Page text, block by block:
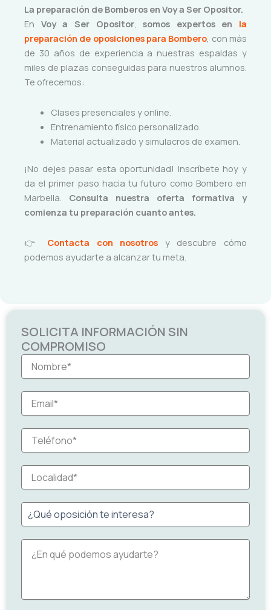
La preparación de Bomberos en Voy a Ser Opositor.
En Voy a Ser Opositor,somos expertos en la
preparación de oposiciones para Bombero, con más
de 30 años de experiencia a nuestras espaldas y
miles de plazas conseguidas para nuestros alumnos.
Te ofrecemos:
Clases presenciales y online.
Entrenamiento físico personalizado.
Material actualizado y simulacros de examen.
¡No dejes pasar esta oportunidad! Inscríbete hoy y
da el primer paso hacia tu futuro como Bombero en
Marbella. Consulta nuestra oferta formativa y
comienza tu preparación cuanto antes.
👉 Contacta con nosotros y descubre cómo
podemos ayudarte a alcanzar tu meta.
SOLICITA INFORMACIÓN SIN
COMPROMISO